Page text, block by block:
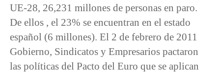
UE-28, 26,231 millones de personas en paro.
De ellos , el 23% se encuentran en el estado
español (6 millones). El 2 de febrero de 2011
Gobierno, Sindicatos y Empresarios pactaron
las políticas del Pacto del Euro que se aplican